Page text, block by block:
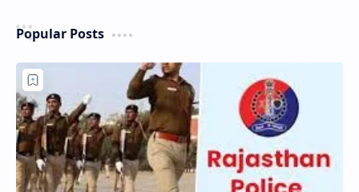
Popular Posts